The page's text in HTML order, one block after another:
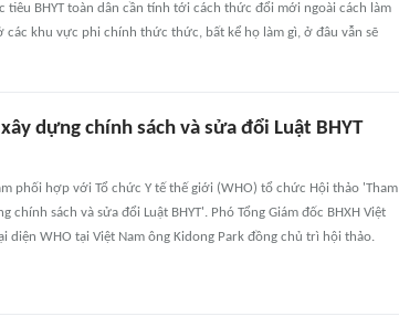
tiêu BHYT toàn dân cần tính tới cách thức đổi mới ngoài cách làm
khu vực phi chính thức thức, bất kể họ làm gì, ở đâu vẫn sẽ
dựng chính sách và sửa đổi Luật BHYT
phối hợp với Tổ chức Y tế thế giới (WHO) tổ chức Hội thảo 'Tham
chính sách và sửa đổi Luật BHYT'. Phó Tổng Giám đốc BHXH Việt
diện WHO tại Việt Nam ông Kidong Park đồng chủ trì hội thảo.